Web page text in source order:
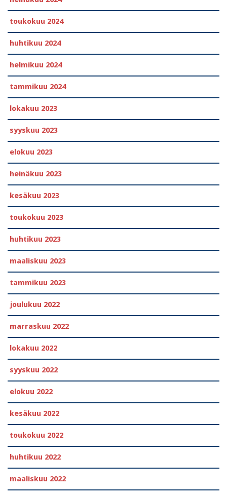
toukokuu 2024
huhtikuu 2024
helmikuu 2024
tammikuu 2024
lokakuu 2023
syyskuu 2023
elokuu 2023
heinäkuu 2023
kesäkuu 2023
toukokuu 2023
huhtikuu 2023
maaliskuu 2023
tammikuu 2023
joulukuu 2022
marraskuu 2022
lokakuu 2022
syyskuu 2022
elokuu 2022
kesäkuu 2022
toukokuu 2022
huhtikuu 2022
maaliskuu 2022